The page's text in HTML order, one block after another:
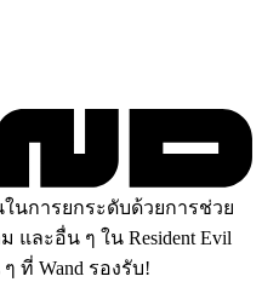
นการยกระดับด้วยการช่วย
และอื่น ๆ ใน Resident Evil
ที่ Wand รองรับ!